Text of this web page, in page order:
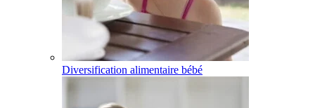
Diversification alimentaire bébé